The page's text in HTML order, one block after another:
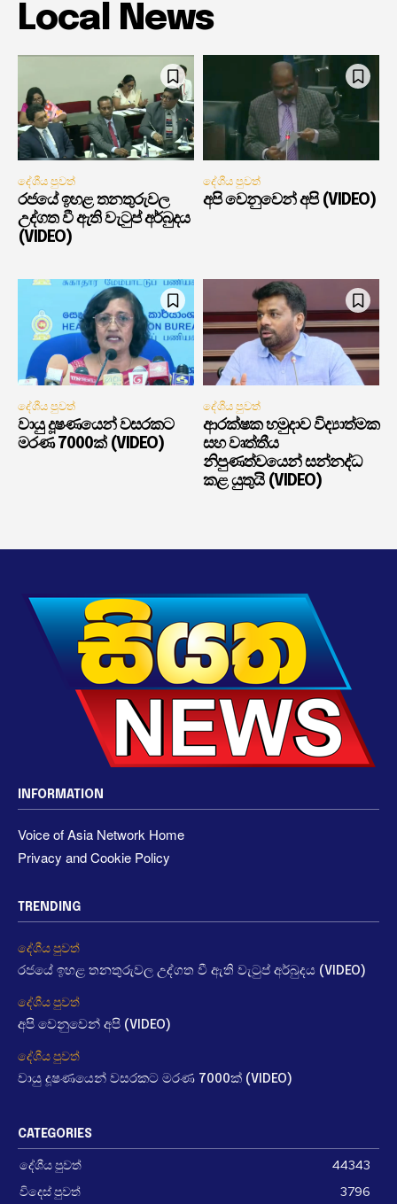
Local News
දේශීය පුවත්
රජයේ ඉහළ තනතුරුවල
උද්ගත වී ඇති වැටුප් අර්බුදය
(VIDEO)
දේශීය පුවත්
අපි වෙනුවෙන් අපි (VIDEO)
දේශීය පුවත්
වායු දූෂණයෙන් වසරකට
මරණ 7000ක් (VIDEO)
දේශීය පුවත්
ආරක්ෂක හමුදාව විද්‍යාත්මක
සහ වෘත්තීය
නිපුණත්වයෙන් සන්නද්ධ
කළ යුතුයි (VIDEO)
INFORMATION
Voice of Asia Network Home
Privacy and Cookie Policy
TRENDING
දේශීය පුවත්
රජයේ ඉහළ තනතුරුවල උද්ගත වී ඇති වැටුප් අර්බුදය (VIDEO)
දේශීය පුවත්
අපි වෙනුවෙන් අපි (VIDEO)
දේශීය පුවත්
වායු දූෂණයෙන් වසරකට මරණ 7000ක් (VIDEO)
CATEGORIES
දේශීය පුවත්
44343
විදෙස් පුවත්
3796